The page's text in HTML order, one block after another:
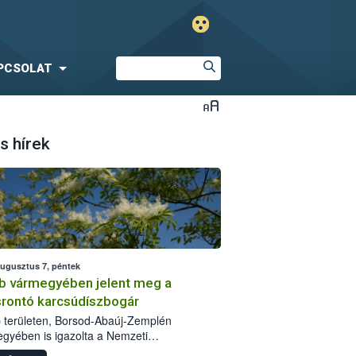
hírek
7, péntek
vármegyében jelent meg a
karcsúdíszbogár
területen, Borsod-Abaúj-Zemplén
is igazolta a Nemzeti
biztonsági Hivatal (Nébih) a